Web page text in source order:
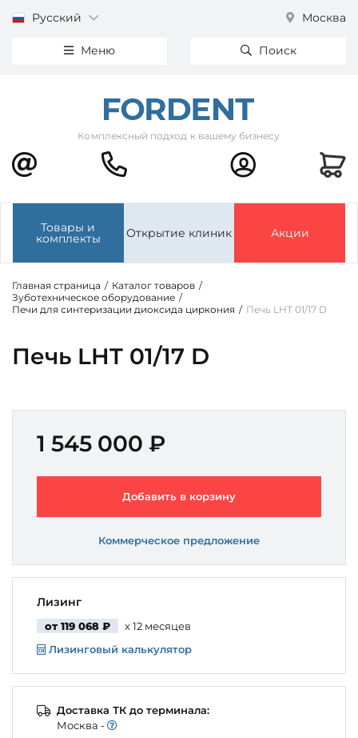
Русский Москва
Меню Поиск
Комплексный подход к вашему бизнесу
Товары и
комплекты Открытие клиник Акции
Главная страница / Каталог товаров /
Зуботехническое оборудование /
Печи для синтеризации диоксида циркония / Печь LHT 01/17 D
Печь LHT 01/17 D
1 545 000 ₽
Добавить в корзину
Коммерческое предложение
Лизинг
от 119 068 ₽
x 12 месяцев
Лизинговый калькулятор
Доставка ТК до терминала:
Моcква -